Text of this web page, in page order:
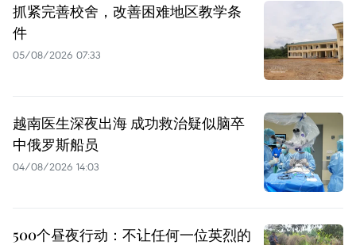
抓紧完善校舍，改善困难地区教学条
件
05/08/2026 07:33
越南医生深夜出海 成功救治疑似脑卒
中俄罗斯船员
04/08/2026 14:03
500个昼夜行动：不让任何一位英烈的